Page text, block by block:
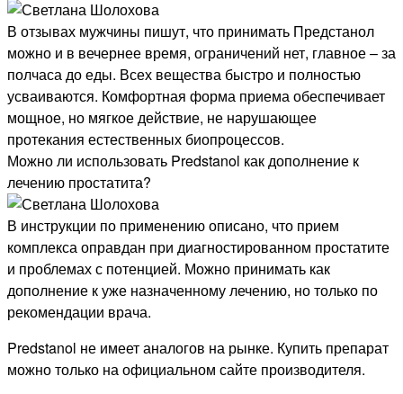
В отзывах мужчины пишут, что принимать Предстанол
можно и в вечернее время, ограничений нет, главное – за
полчаса до еды. Всех вещества быстро и полностью
усваиваются. Комфортная форма приема обеспечивает
мощное, но мягкое действие, не нарушающее
протекания естественных биопроцессов.
Можно ли использовать Predstanol как дополнение к
лечению простатита?
В инструкции по применению описано, что прием
комплекса оправдан при диагностированном простатите
и проблемах с потенцией. Можно принимать как
дополнение к уже назначенному лечению, но только по
рекомендации врача.
Predstanol не имеет аналогов на рынке. Купить препарат
можно только на официальном сайте производителя.